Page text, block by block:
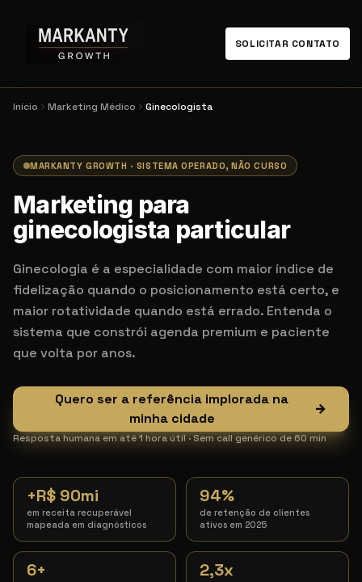
SOLICITAR CONTATO
Início Marketing Médico Ginecologista
MARKANTY GROWTH · SISTEMA OPERADO, NÃO CURSO
Marketing para
ginecologista particular
Ginecologia é a especialidade com maior índice de
fidelização quando o posicionamento está certo, e
maior rotatividade quando está errado. Entenda o
sistema que constrói agenda premium e paciente
que volta por anos.
Quero ser a referência implorada na
minha cidade
→
Resposta humana em até 1 hora útil · Sem call genérico de 60 min
+R$ 90mi
em receita recuperável
mapeada em diagnósticos
94%
de retenção de clientes
ativos em 2025
6+ 2,3x